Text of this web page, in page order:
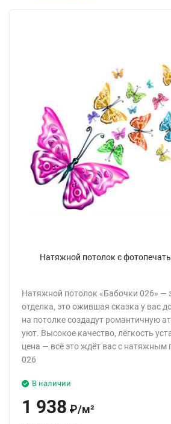
Натяжной потолок с
Натяжной потолок «Бабочки 026» —
отделка, это ожившая сказка у вас
на потолке создадут романтичную
уют. Высокое качество, лёгкость
цена — всё это ждёт вас с натяжным
026
В наличии
1 938 ₽/м²